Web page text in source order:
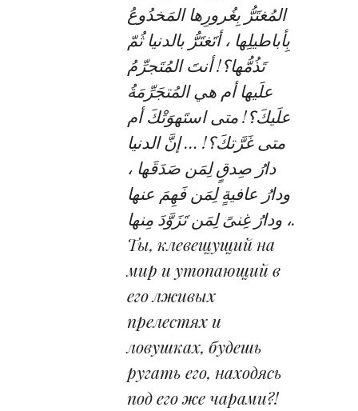
المُغتَرُّ بِغُرورِها المَخدُوعُ
بِأباطيلِها ، أتَغتَرُّ بالدنيا ثُمّ
تَذُمُّها؟! أنتَ المُتَجرِّمُ
علَيها أم هي المُتجَرِّمَةُ
علَيكَ؟! متى استَهوَتْكَ أم
متى غَرَّتكَ؟! … إنَّ الدنيا
دارُ صِدقٍ لِمَن صَدَقَها ،
ودارُ عافيةٍ لِمَن فَهِمَ عنها
، ودارُ غِنىً لِمَن تَزَوَّدَ مِنها.
Ты, клевещущий на
мир и утопающий в
его лживых
прелестях и
ловушках, будешь
ругать его, находясь
под его же чарами?!